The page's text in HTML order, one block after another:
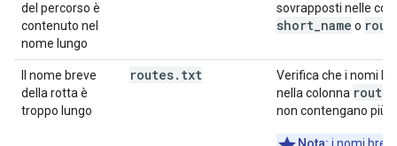
del percorso è
contenuto nel
nome lungo
sovrapposti nelle
short name o
Il nome breve
della rotta è
troppo lungo
routes. txt
Verifica che i nomi
nella colonna
non contengano più